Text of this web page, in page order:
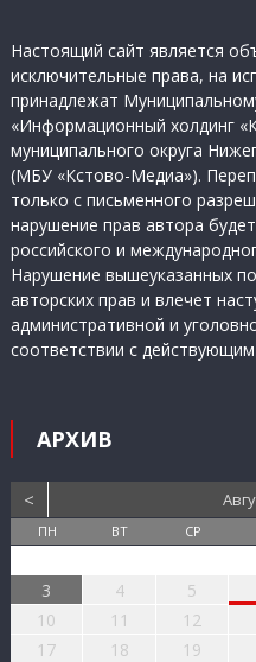
Настоящий сайт является
исключительные права, на
принадлежат
«Информационный холдинг
муниципального округа
(МБУ «Кстово-Медиа»).
только с письменного
нарушение прав автора
российского и
Нарушение вышеуказанных
авторских прав и влечет
административной и
соответствии с
АРХИВ
<
ПН ВТ СР
3
4 5
10
11 12
17
18 19